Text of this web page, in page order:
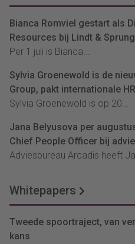
Bianca Romviel gestart als
Resources bij Lindt &
Per 1 juli is Bianca...
Sylvia Groenewold is de
Group, pakt internationale
Sylvia Groenewold is op 20...
Jana Belyusova per
Chief People Officer bij
Adviesbureau Arcadis heeft
Whitepapers
Tweede spoortraject, van
kans